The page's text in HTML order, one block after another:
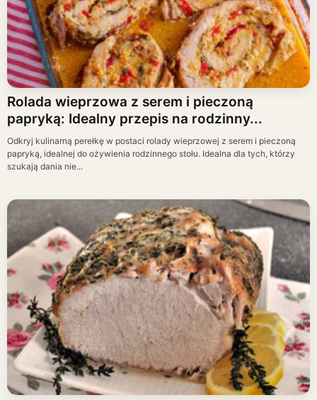
Rolada wieprzowa z serem i pieczoną
papryką: Idealny przepis na rodzinny...
Odkryj kulinarną perełkę w postaci rolady wieprzowej z serem i pieczoną
papryką, idealnej do ożywienia rodzinnego stołu. Idealna dla tych, którzy
szukają dania nie...